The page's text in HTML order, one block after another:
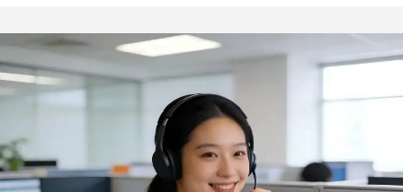
keuken, voor sauzen en